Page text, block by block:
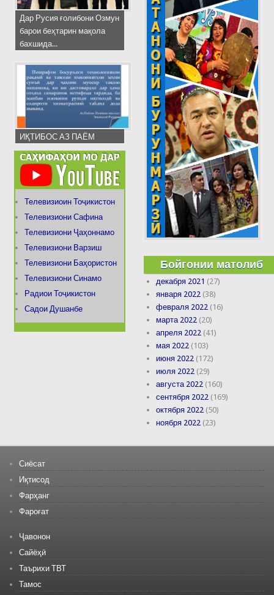
Дар Русия ғолибони Озмун
барои беҳтарин мақола
бахшида...
ИҚТИБОС АЗ ПАЁМ
Телевизиоин Тоҷикистон
Телевизиони Сафина
Телевизиони Ҷаҳоннамо
Телевизиони Варзиш
Телевизиони Баҳористон
Телевизиони Синамо
Радиои Тоҷикистон
Садои Душанбе
Бойгонии матолиб
декабря 2021 (27)
января 2022 (38)
февраля 2022 (16)
марта 2022 (20)
апреля 2022 (41)
мая 2022 (103)
июня 2022 (172)
июля 2022 (29)
августа 2022 (160)
сентября 2022 (169)
октября 2022 (50)
ноября 2022 (23)
Сиёсат
Иқтисод
Фарҳанг
Фароғат
Ҷавонон
Сайёҳӣ
Таърихи ТВТ
Тамос